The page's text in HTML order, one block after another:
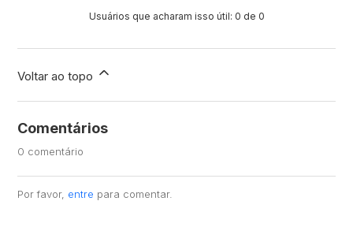
Usuários que acharam isso útil: 0 de 0
Voltar ao topo
Comentários
0 comentário
Por favor, entre para comentar.